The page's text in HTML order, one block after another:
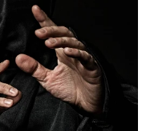
母さんは歩いている
がらも一生懸命子育
しれません。ラスト
に「小さい頃もよく家
当時を懐かしみま
いのリエ、そしてジ